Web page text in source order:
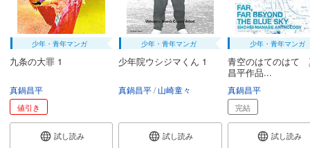
少年・青年マンガ
九条の大罪 1
真鍋昌平
値引き
試し読み
少年・青年マンガ
少年院ウシジマくん 1
真鍋昌平 山崎童々
試し読み
少年・青年マンガ
青空のはてのはて
昌平作品...
真鍋昌平
完結
試し読み